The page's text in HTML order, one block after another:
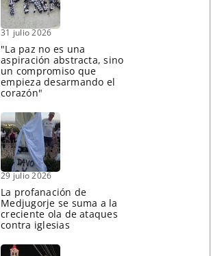
31 julio 2026
"La paz no es una
aspiración abstracta, sino
un compromiso que
empieza desarmando el
corazón"
29 julio 2026
La profanación de
Medjugorje se suma a la
creciente ola de ataques
contra iglesias